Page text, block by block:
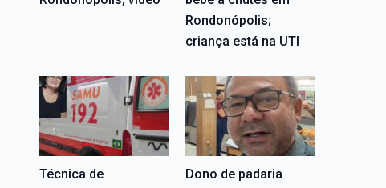
Rondonópolis;
criança está na UTI
Técnica de
Dono de padaria